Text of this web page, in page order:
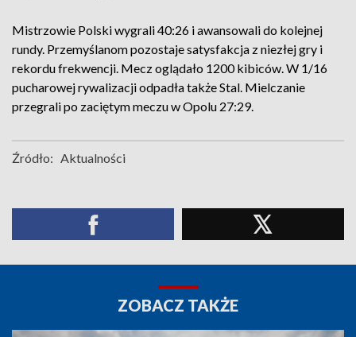
Mistrzowie Polski wygrali 40:26 i awansowali do kolejnej
rundy. Przemyślanom pozostaje satysfakcja z niezłej gry i
rekordu frekwencji. Mecz oglądało 1200 kibiców. W 1/16
pucharowej rywalizacji odpadła także Stal. Mielczanie
przegrali po zaciętym meczu w Opolu 27:29.
Źródło: Aktualności
ZOBACZ TAKŻE